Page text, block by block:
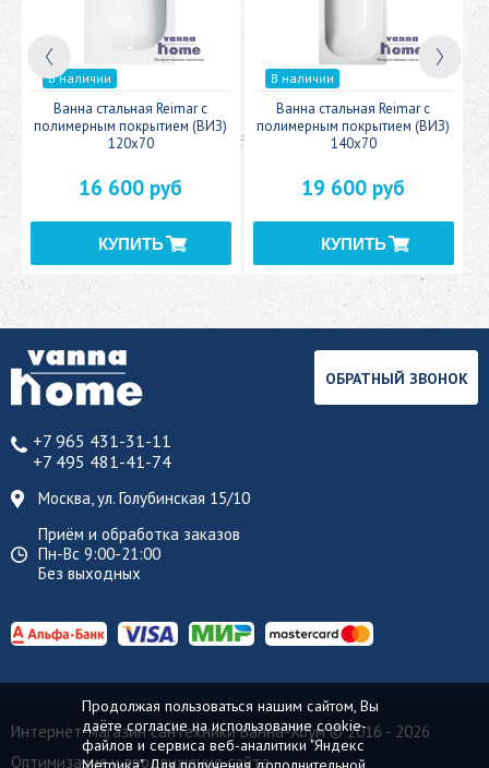
В наличии
Ванна стальная Reimar с
полимерным покрытием (ВИЗ)
120x70
16 600 руб
В наличии
Ванна стальная Reimar с
полимерным покрытием (ВИЗ)
140x70
19 600 руб
+7 965 431-31-11
+7 495 481-41-74
Москва, ул. Голубинская 15/10
Приём и обработка заказов
Пн-Вс 9:00-21:00
Без выходных
ОБРАТНЫЙ ЗВОНОК
Интернет-магазин сантехники Ванна-Хоум© 2016 - 2026
Оптимизация и продвижение сайта
Продолжая пользоваться нашим сайтом, Вы
даёте согласие на использование cookie-
файлов и сервиса веб-аналитики "Яндекс